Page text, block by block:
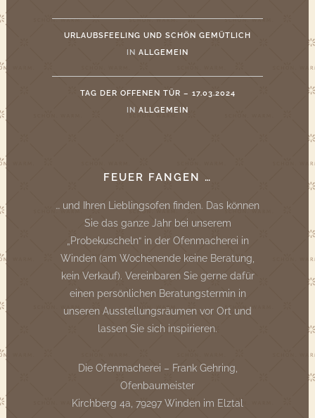
URLAUBSFEELING UND SCHÖN GEMÜTLICH
IN ALLGEMEIN
TAG DER OFFENEN TÜR – 17.03.2024
IN ALLGEMEIN
FEUER FANGEN …
… und Ihren Lieblingsofen finden. Das können
Sie das ganze Jahr bei unserem
„Probekuscheln“ in der Ofenmacherei in
Winden (am Wochenende keine Beratung,
kein Verkauf). Vereinbaren Sie gerne dafür
einen persönlichen Beratungstermin in
unseren Ausstellungsräumen vor Ort und
lassen Sie sich inspirieren.
Die Ofenmacherei – Frank Gehring,
Ofenbaumeister
Kirchberg 4a, 79297 Winden im Elztal